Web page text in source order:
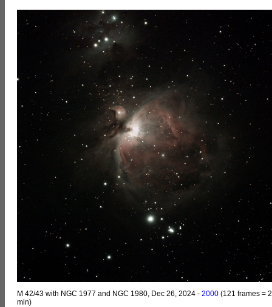
M 42/43 with NGC 1977 and NGC 1980, Dec 26, 2024 - 2000 (121 frames =
min)